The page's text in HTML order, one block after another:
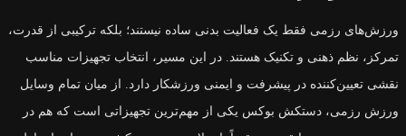
ورزش‌های رزمی فقط یک فعالیت بدنی ساده نیستند؛ بلکه ترکیبی از قدرت،
تمرکز، نظم ذهنی و تکنیک هستند. در این مسیر، انتخاب تجهیزات مناسب
نقشی تعیین‌کننده در پیشرفت و ایمنی ورزشکار دارد. از میان تمام وسایل
ورزش رزمی، دستکش بوکس یکی از مهم‌ترین تجهیزاتی است که هم در